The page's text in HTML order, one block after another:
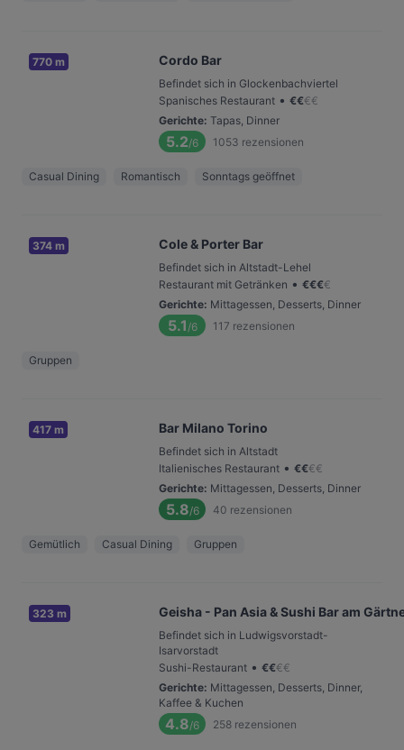
770 m Cordo Bar
Befindet sich in Glockenbachviertel
Spanisches Restaurant • €€€€
Gerichte: Tapas, Dinner
5.2/6 1053 rezensionen
Casual Dining Romantisch Sonntags geöffnet
374 m Cole & Porter Bar
Befindet sich in Altstadt-Lehel
Restaurant mit Getränken • €€€€
Gerichte: Mittagessen, Desserts, Dinner
5.1 /6 117 rezensionen
Gruppen
417 m Bar Milano Torino
Befindet sich in Altstadt
Italienisches Restaurant • €€€€
Gerichte: Mittagessen, Desserts, Dinner
5.8/6 40 rezensionen
Gemütlich Casual Dining Gruppen
323 m Geisha - Pan Asia & Sushi Bar am
Befindet sich in Ludwigsvorstadt-
Isarvorstadt
Sushi-Restaurant • €€€€
Gerichte: Mittagessen, Desserts, Dinner,
Kaffee & Kuchen
4.8/6 258 rezensionen